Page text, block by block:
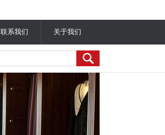
联系我们 关于我们